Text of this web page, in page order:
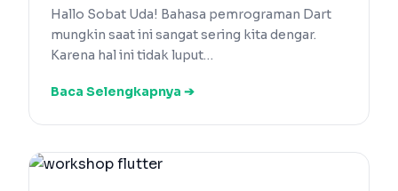
Hallo Sobat Uda! Bahasa pemrograman Dart
mungkin saat ini sangat sering kita dengar.
Karena hal ini tidak luput…
Baca Selengkapnya ➔